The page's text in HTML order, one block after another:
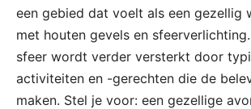
een gebied dat voelt als een gezellig
met houten gevels en
sfeer wordt verder versterkt door
activiteiten en -gerechten die de
maken. Stel je voor: een gezellige